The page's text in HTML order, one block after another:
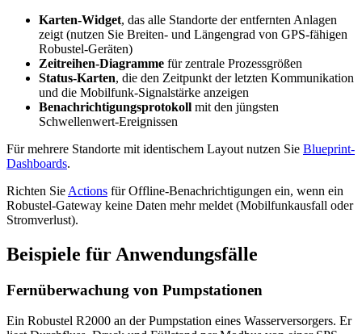
Karten-Widget, das alle Standorte der entfernten Anlagen
zeigt (nutzen Sie Breiten- und Längengrad von GPS-fähigen
Robustel-Geräten)
Zeitreihen-Diagramme für zentrale Prozessgrößen
Status-Karten, die den Zeitpunkt der letzten Kommunikation
und die Mobilfunk-Signalstärke anzeigen
Benachrichtigungsprotokoll mit den jüngsten
Schwellenwert-Ereignissen
Für mehrere Standorte mit identischem Layout nutzen Sie Blueprint-
Dashboards.
Richten Sie Actions für Offline-Benachrichtigungen ein, wenn ein
Robustel-Gateway keine Daten mehr meldet (Mobilfunkausfall oder
Stromverlust).
Beispiele für Anwendungsfälle
Fernüberwachung von Pumpstationen
Ein Robustel R2000 an der Pumpstation eines Wasserversorgers. Er